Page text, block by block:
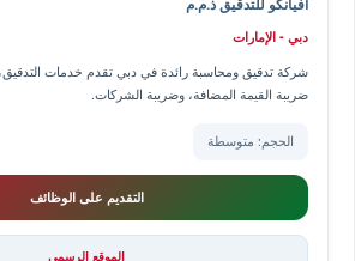
أفيانكو للتدقيق ذ.م.م
دبي - الإمارات
شركة تدقيق ومحاسبة رائدة في دبي تقدم خدمات
ضريبة القيمة المضافة، وضريبة الشركات.
الحجم: متوسطة
التقديم على الوظائف
الموقع الرسمي